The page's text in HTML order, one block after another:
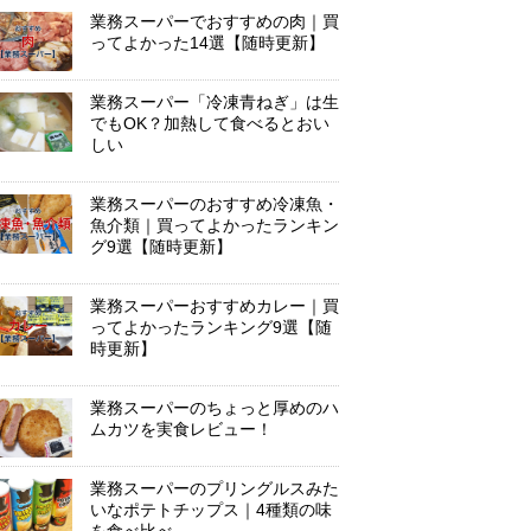
業務スーパーでおすすめの肉｜買
ってよかった14選【随時更新】
業務スーパー「冷凍青ねぎ」は生
でもOK？加熱して食べるとおい
しい
業務スーパーのおすすめ冷凍魚・
魚介類｜買ってよかったランキン
グ9選【随時更新】
業務スーパーおすすめカレー｜買
ってよかったランキング9選【随
時更新】
業務スーパーのちょっと厚めのハ
ムカツを実食レビュー！
業務スーパーのプリングルスみた
いなポテトチップス｜4種類の味